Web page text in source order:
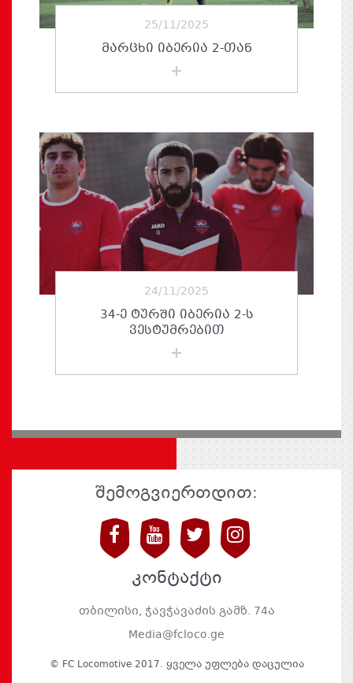
25/11/2025
ᲛᲐᲠᲪᲮᲘ ᲘᲑᲔᲠᲘᲐ 2-ᲗᲐᲜ
24/11/2025
34-Ე ᲢᲣᲠᲨᲘ ᲘᲑᲔᲠᲘᲐ 2-Ს
ᲕᲔᲡᲢᲣᲛᲠᲔᲑᲘᲗ
შემოგვიერთდით:
კონტაქტი
თბილისი, ჭავჭავაძის გამზ. 74ა
Media@fcloco.ge
© FC Locomotive 2017. Ყველა Უფლება Დაცულია